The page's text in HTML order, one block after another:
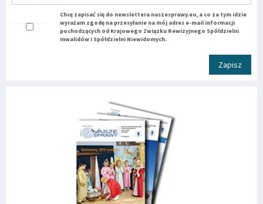
Chcę zapisać się do newslettera naszesprawy.eu, a co za tym idzie
wyrażam zgodę na przesyłanie na mój adres e-mail informacji
pochodzących od Krajowego Związku Rewizyjnego Spółdzielni
Inwalidów i Spółdzielni Niewidomych.
Zapisz